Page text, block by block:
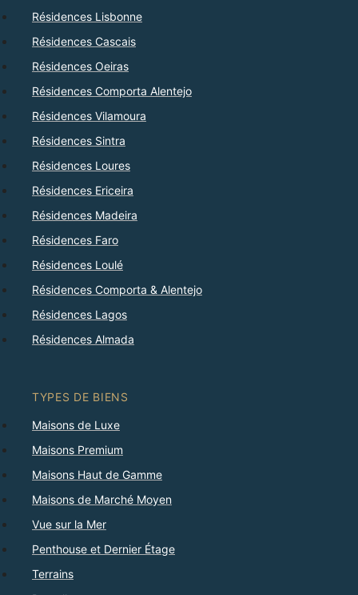
Résidences Lisbonne
Résidences Cascais
Résidences Oeiras
Résidences Comporta Alentejo
Résidences Vilamoura
Résidences Sintra
Résidences Loures
Résidences Ericeira
Résidences Madeira
Résidences Faro
Résidences Loulé
Résidences Comporta & Alentejo
Résidences Lagos
Résidences Almada
TYPES DE BIENS
Maisons de Luxe
Maisons Premium
Maisons Haut de Gamme
Maisons de Marché Moyen
Vue sur la Mer
Penthouse et Dernier Étage
Terrains